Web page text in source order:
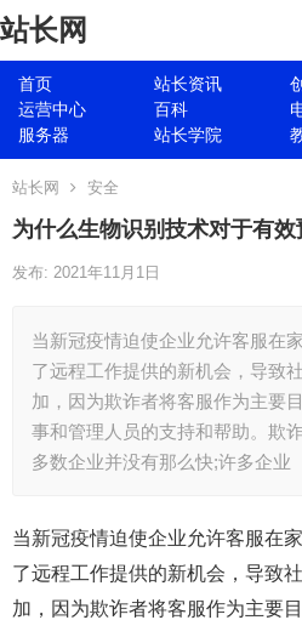
站长网
首页 站长资讯
运营中心
百科
服务器
站长学院
站长网 安全
为什么生物识别技术对于有
发布: 2021年11月1日
当新冠疫情迫使企业允许客服在
了远程工作提供的新机会，导致
加，因为欺诈者将客服作为主要
事和管理人员的支持和帮助。欺
多数企业并没有那么快;许多企业
当新冠疫情迫使企业允许客服在
了远程工作提供的新机会，导致
加，因为欺诈者将客服作为主要